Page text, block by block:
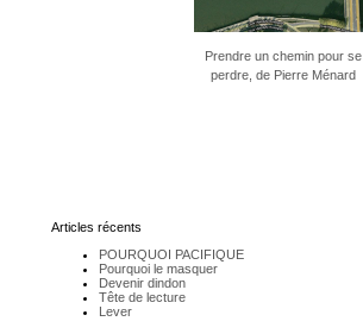
Prendre un chemin pour se
perdre, de Pierre Ménard
Articles récents
POURQUOI PACIFIQUE
Pourquoi le masquer
Devenir dindon
Tête de lecture
Lever